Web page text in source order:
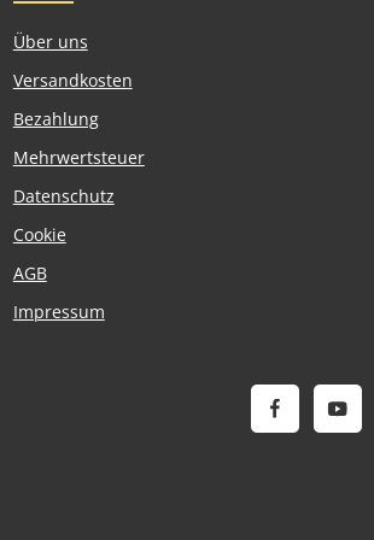
Über uns
Versandkosten
Bezahlung
Mehrwertsteuer
Datenschutz
Cookie
AGB
Impressum